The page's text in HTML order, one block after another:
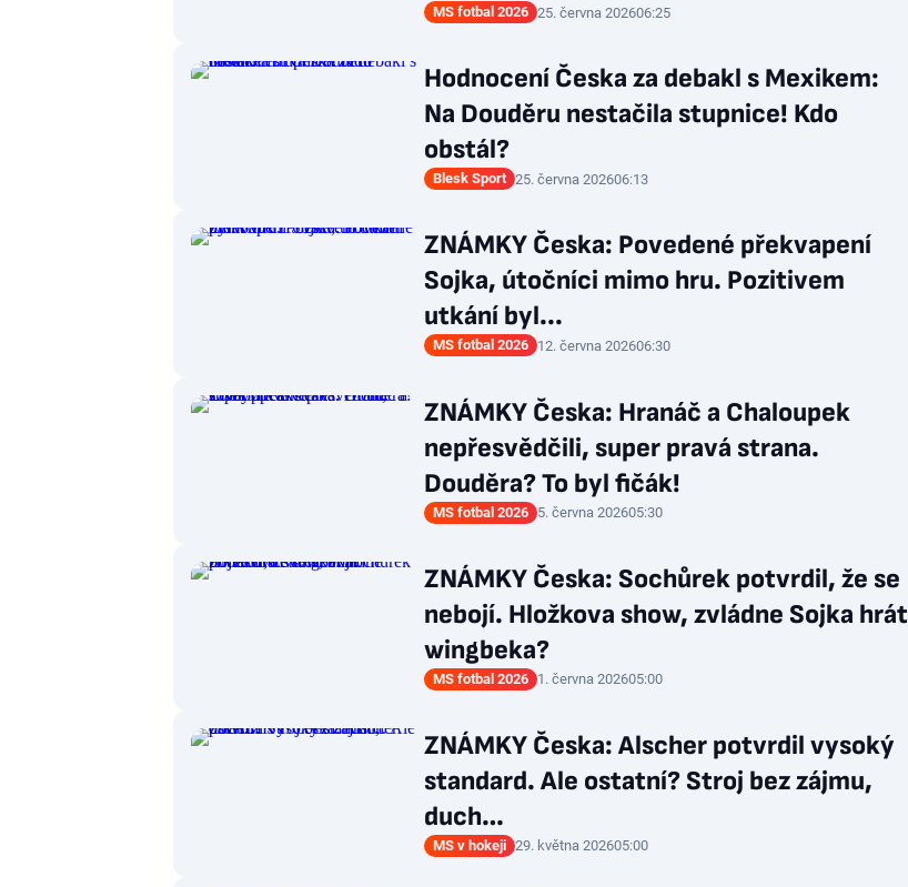
MS fotbal 2026 25. června 202606:25
Hodnocení Česka za debakl s Mexikem:
Na Douděru nestačila stupnice! Kdo
obstál?
Blesk Sport 25. června 202606:13
ZNÁMKY Česka: Povedené překvapení
Sojka, útočníci mimo hru. Pozitivem
utkání byl...
MS fotbal 2026 12. června 202606:30
ZNÁMKY Česka: Hranáč a Chaloupek
nepřesvědčili, super pravá strana.
Douděra? To byl fičák!
MS fotbal 2026 5. června 202605:30
ZNÁMKY Česka: Sochůrek potvrdil, že se
nebojí. Hložkova show, zvládne Sojka hrát
wingbeka?
MS fotbal 2026 1. června 202605:00
ZNÁMKY Česka: Alscher potvrdil vysoký
standard. Ale ostatní? Stroj bez zájmu,
duch…
MS v hokeji 29. května 202605:00